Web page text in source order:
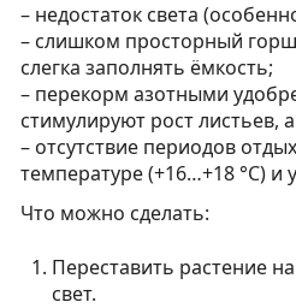
– недостаток света
– слишком просторный
слегка заполнять ёмкость;
– перекорм азотными
стимулируют рост листьев,
– отсутствие периодов
температуре (+16…+18 °C)
Что можно сделать:
Переставить растение
свет.